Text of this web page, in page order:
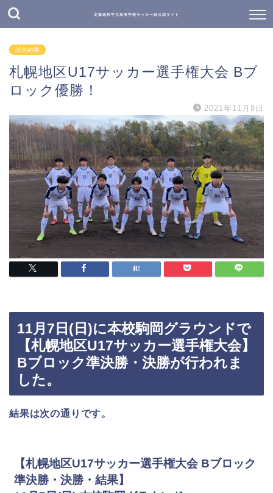
北海道科学大高等学校サッカー部公式サイト
試合結果
札幌地区U17サッカー選手権大会 Bブ
ロック優勝！
2021年11月8日
11月7日(日)に本校駒岡グラウンドで
【札幌地区U17サッカー選手権大会】
Bブロック準決勝・決勝が行われま
した。
結果は次の通りです。
【札幌地区U17サッカー選手権大会 Bブロック
準決勝・決勝・結果】